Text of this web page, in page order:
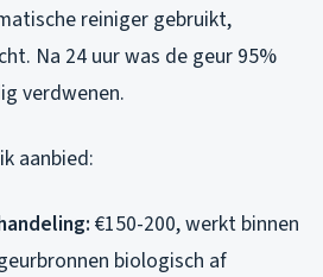
reiniger gebruikt,
Na 24 uur was de geur 95%
verdwenen.
aanbied:
€150-200, werkt binnen
biologisch af